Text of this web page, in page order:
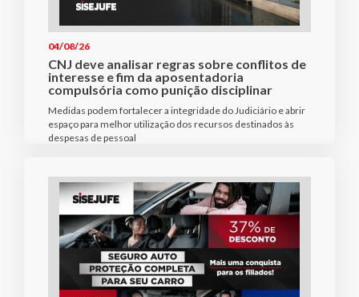
04/08/26
CNJ deve analisar regras sobre conflitos de
interesse e fim da aposentadoria
compulsória como punição disciplinar
Medidas podem fortalecer a integridade do Judiciário e abrir
espaço para melhor utilização dos recursos destinados às
despesas de pessoal